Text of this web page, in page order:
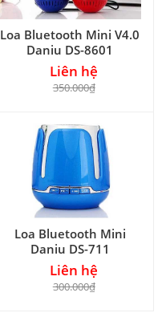
Loa Bluetooth Mini V4.0
Daniu DS-8601
Liên hệ
350.000₫
Loa Bluetooth Mini
Daniu DS-711
Liên hệ
300.000₫